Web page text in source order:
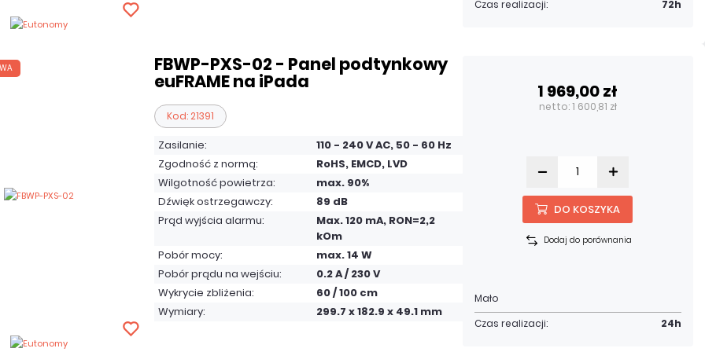
Czas realizacji:
72h
FBWP-PXS-02 - Panel podtynkowy
euFRAME na iPada
Kod: 21391
Zasilanie:
110 - 240 V AC, 50 - 60 Hz
Zgodność z normą:
RoHS, EMCD, LVD
Wilgotność powietrza:
max. 90%
Dźwięk ostrzegawczy:
89 dB
Prąd wyjścia alarmu:
Max. 120 mA, RON=2,2
kOm
Pobór mocy:
max. 14 W
Pobór prądu na wejściu:
0.2 A / 230 V
Wykrycie zbliżenia:
60 / 100 cm
Wymiary:
299.7 x 182.9 x 49.1 mm
1 969,00 zł
netto: 1 600,81 zł
DO KOSZYKA
Dodaj do porównania
Mało
Czas realizacji:
24h